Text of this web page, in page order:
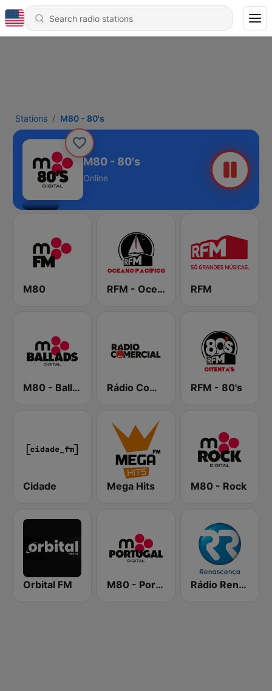
Stations M80 - 80's
M80 - 80's
Online
M80 RFM - Oceano Pacífico Online RFM
M80 - Ballads Rádio Comercial RFM - 80's
Cidade Mega Hits M80 - Rock
Orbital FM M80 - Portugal Rádio Renascença